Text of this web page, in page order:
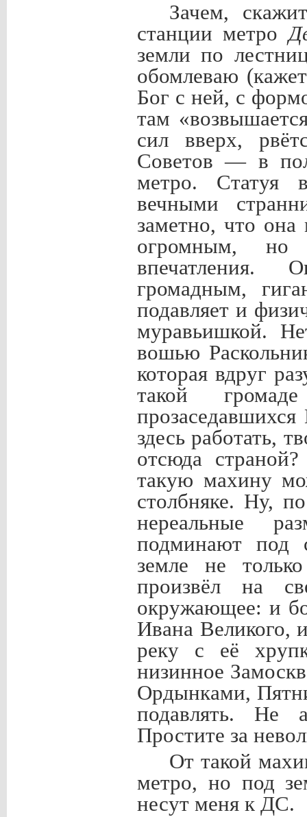
Зачем,
станции метро
земли по
обомлеваю
Бог с ней, с
там
сил вверх,
Советов — в
метро. Статуя
вечными
заметно, что она
огромным, но
впечатления.
громадным,
подавляет и
муравьишкой.
вошью
которая вдруг
такой
здесь работать,
отсюда
такую махину
столбняке. Ну,
нереальные
подминают под
земле не
произвёл на
окружающее: и
Ивана Великого,
реку с её
низинное
Ордынками,
подавлять. Не
Простите за
От такой
метро, но под
несут меня к ДС.